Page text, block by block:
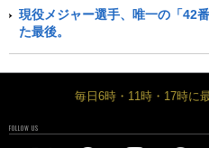
現役メジャー選手、唯一の「42
た最後。
毎日6時・11時・17時に
FOLLOW US